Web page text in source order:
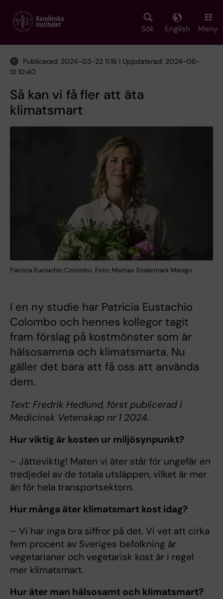
main
Sök English Meny
Publicerad: 2024-03-22 11:16 | Uppdaterad: 2024-06-
13 10:40
Så kan vi få fler att äta
klimatsmart
Patricia Eustachio Colombo. Foto: Mattias Södermark Menigo
I en ny studie har Patricia Eustachio
Colombo och hennes kollegor tagit
fram förslag på kostmönster som är
hälsosamma och klimatsmarta. Nu
gäller det bara att få oss att använda
dem.
Text: Fredrik Hedlund, först publicerad i
Medicinsk Vetenskap nr 1 2024.
Hur viktig är kosten ur miljösynpunkt?
– Jätteviktig! Maten vi äter står för ungefär en
tredjedel av de totala utsläppen, vilket är mer
än för hela transportsektorn.
Hur många äter klimatsmart kost idag?
– Vi har inga bra siffror på det. Vi vet att cirka
fem procent av Sveriges befolkning är
vegetarianer och vegetarisk kost är i regel
mer klimatsmart.
Hur äter man hälsosamt och klimatsmart?